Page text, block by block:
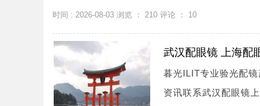
时间 : 2026-08-03 浏览 ： 210 评论 ： 10
武汉配眼镜 上海配
暮光ILIT专业验光配
资讯联系武汉配眼镜